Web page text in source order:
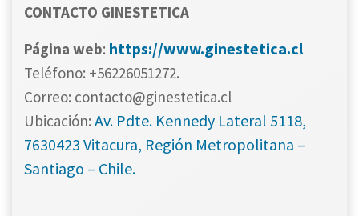
CONTACTO GINESTETICA
Página web: https://www.ginestetica.cl
Teléfono: +56226051272.
Correo: contacto@ginestetica.cl
Ubicación: Av. Pdte. Kennedy Lateral 5118,
7630423 Vitacura, Región Metropolitana –
Santiago – Chile.